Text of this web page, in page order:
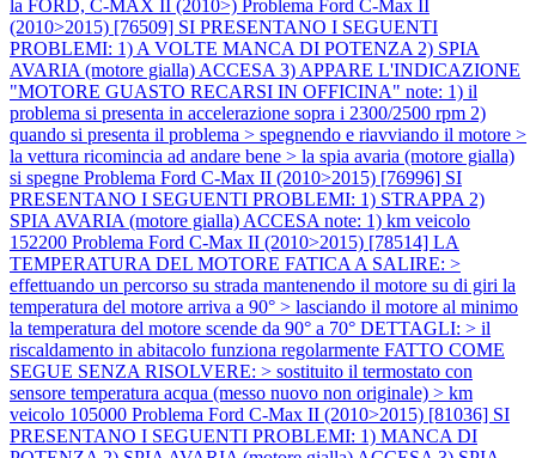
la FORD, C-MAX II (2010>) Problema Ford C-Max II
(2010>2015) [76509] SI PRESENTANO I SEGUENTI
PROBLEMI: 1) A VOLTE MANCA DI POTENZA 2) SPIA
AVARIA (motore gialla) ACCESA 3) APPARE L'INDICAZIONE
"MOTORE GUASTO RECARSI IN OFFICINA" note: 1) il
problema si presenta in accelerazione sopra i 2300/2500 rpm 2)
quando si presenta il problema > spegnendo e riavviando il motore >
la vettura ricomincia ad andare bene > la spia avaria (motore gialla)
si spegne Problema Ford C-Max II (2010>2015) [76996] SI
PRESENTANO I SEGUENTI PROBLEMI: 1) STRAPPA 2)
SPIA AVARIA (motore gialla) ACCESA note: 1) km veicolo
152200 Problema Ford C-Max II (2010>2015) [78514] LA
TEMPERATURA DEL MOTORE FATICA A SALIRE: >
effettuando un percorso su strada mantenendo il motore su di giri la
temperatura del motore arriva a 90° > lasciando il motore al minimo
la temperatura del motore scende da 90° a 70° DETTAGLI: > il
riscaldamento in abitacolo funziona regolarmente FATTO COME
SEGUE SENZA RISOLVERE: > sostituito il termostato con
sensore temperatura acqua (messo nuovo non originale) > km
veicolo 105000 Problema Ford C-Max II (2010>2015) [81036] SI
PRESENTANO I SEGUENTI PROBLEMI: 1) MANCA DI